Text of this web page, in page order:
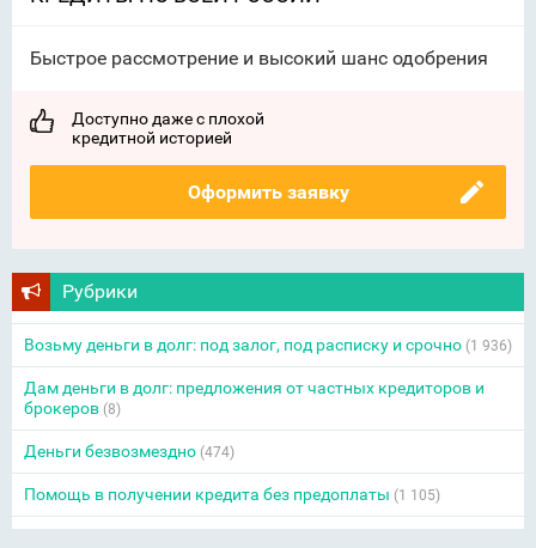
Быстрое рассмотрение и высокий шанс одобрения
Доступно даже с плохой
кредитной историей
Оформить заявку
Рубрики
Возьму деньги в долг: под залог, под расписку и срочно (1 936)
Дам деньги в долг: предложения от частных кредиторов и
брокеров (8)
Деньги безвозмездно (474)
Помощь в получении кредита без предоплаты (1 105)